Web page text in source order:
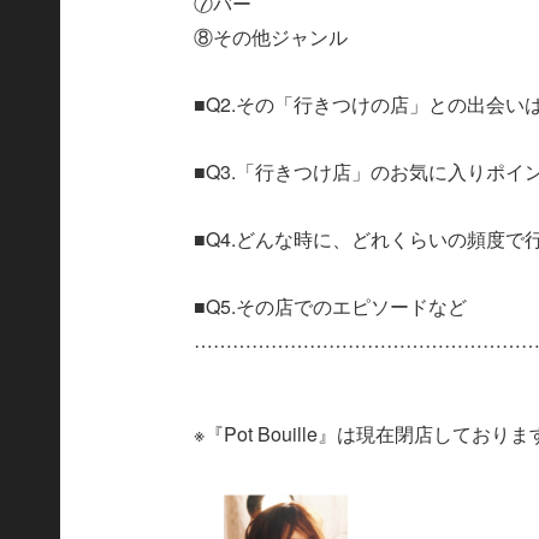
⑧その他ジャンル
■Q2.その「行きつけの店」との出会い
■Q3.「行きつけ店」のお気に入りポイ
■Q4.どんな時に、どれくらいの頻度で
■Q5.その店でのエピソードなど
※『Pot Bouille』は現在閉店しておりま